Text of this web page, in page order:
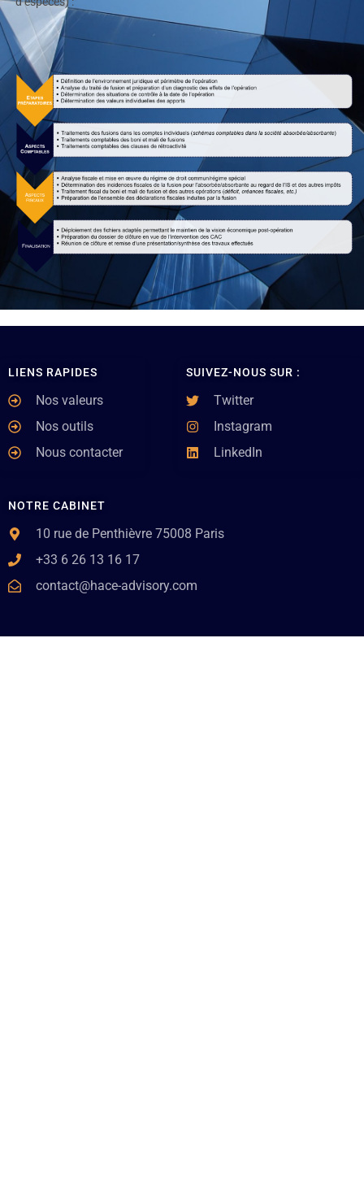
NOTRE CABINET
10 rue de Penthièvre 75008 Paris
+33 6 26 13 16 17
contact@hace-advisory.com
SUIVEZ-NOUS SUR :
Twitter
Instagram
LinkedIn
LIENS RAPIDES
Nos valeurs
Nos outils
Nous contacter